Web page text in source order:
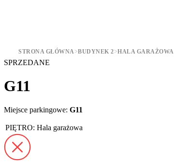
STRONA GŁÓWNA>BUDYNEK 2>HALA GARAŻOWA
SPRZEDANE
G11
Miejsce parkingowe: G11
PIĘTRO: Hala garażowa